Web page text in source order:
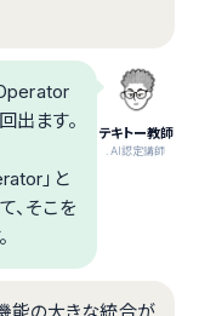
テキトー教師
.AI認定講師
出ます。
」と
、そこを